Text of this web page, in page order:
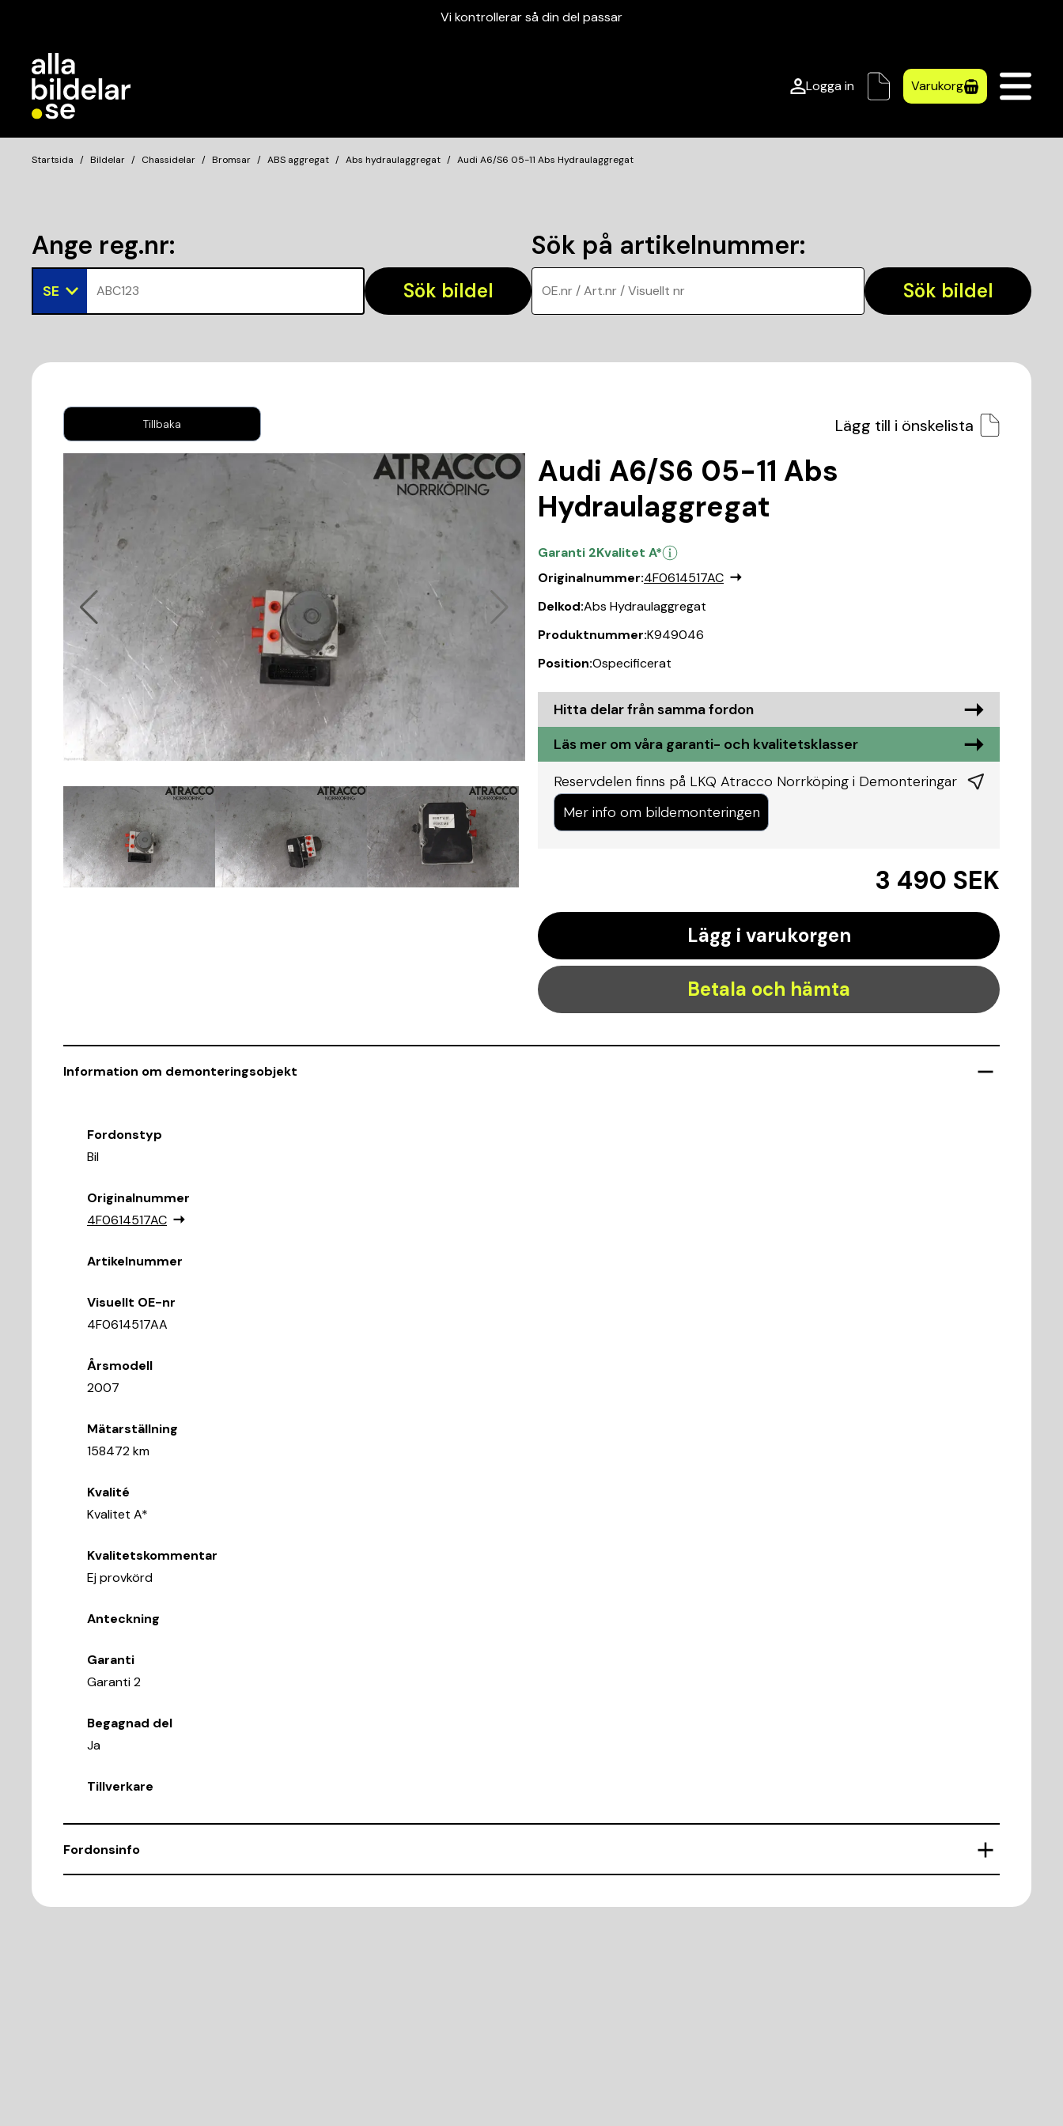
Vi kontrollerar så din del passar
Logga in Varukorg
Startsida Bildelar Chassidelar Bromsar ABS aggregat Abs hydraulaggregat Audi A6/S6 05-11 Abs Hydraulaggregat
Ange reg.nr:
SE ABC123 Sök bildel
Sök på artikelnummer:
OE.nr / Art.nr / Visuellt nr Sök bildel
Tillbaka Lägg till i önskelista
Audi A6/S6 05-11 Abs
Hydraulaggregat
Garanti 2Kvalitet A*
Originalnummer:4F0614517AC
Delkod:Abs Hydraulaggregat
Produktnummer:K949046
Position:Ospecificerat
Hitta delar från samma fordon
Läs mer om våra garanti- och kvalitetsklasser
Reservdelen finns på LKQ Atracco Norrköping i Demonteringar
Mer info om bildemonteringen
3 490 SEK
Lägg i varukorgen
Betala och hämta
Information om demonteringsobjekt
Fordonstyp
Bil
Originalnummer
4F0614517AC
Artikelnummer
Visuellt OE-nr
4F0614517AA
Årsmodell
2007
Mätarställning
158472 km
Kvalité
Kvalitet A*
Kvalitetskommentar
Ej provkörd
Anteckning
Garanti
Garanti 2
Begagnad del
Ja
Tillverkare
Fordonsinfo
WAUZZZ4F17N100943